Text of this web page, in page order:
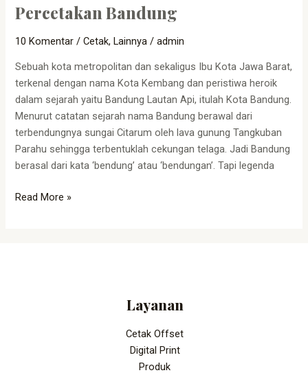
Percetakan Bandung
10 Komentar /Cetak,Lainnya /admin
Sebuah kota metropolitan dan sekaligus Ibu Kota Jawa Barat,
terkenal dengan nama Kota Kembang dan peristiwa heroik
dalam sejarah yaitu Bandung Lautan Api, itulah Kota Bandung.
Menurut catatan sejarah nama Bandung berawal dari
terbendungnya sungai Citarum oleh lava gunung Tangkuban
Parahu sehingga terbentuklah cekungan telaga. Jadi Bandung
berasal dari kata ‘bendung’ atau ‘bendungan’. Tapi legenda
Read More »
Layanan
Cetak Offset
Digital Print
Produk